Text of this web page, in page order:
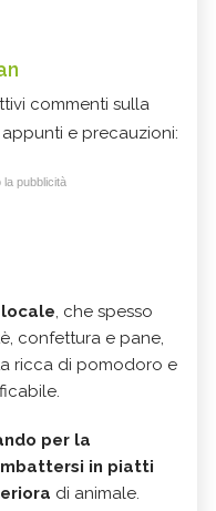
commenti sulla
e precauzioni:
la pubblicità
, che spesso
confettura e pane,
ricca di pomodoro e
per la
in piatti
di animale.